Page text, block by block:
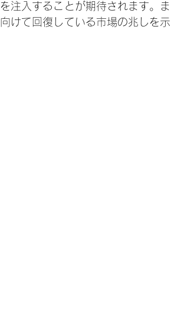
注入することが期待されます。ま
けて回復している市場の兆しを示